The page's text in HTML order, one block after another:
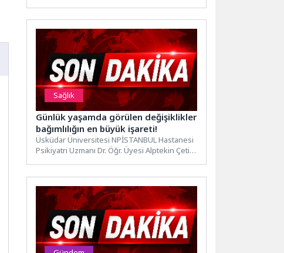
Sağlık
Günlük yaşamda görülen değişiklikler
bağımlılığın en büyük işareti!
Üsküdar Üniversitesi NPİSTANBUL Hastanesi
Psikiyatri Uzmanı Dr. Öğr. Üyesi Alptekin Çetin,